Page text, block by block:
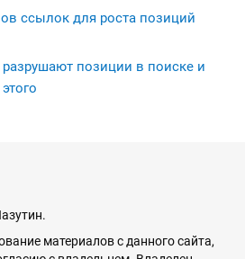
ссылок для роста позиций
позиции в поиске и
материалов с данного сайта,